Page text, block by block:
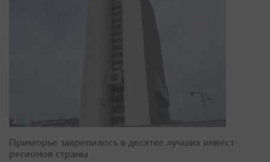
Приморье закрепилось в десятке лучших инвест-
регионов страны